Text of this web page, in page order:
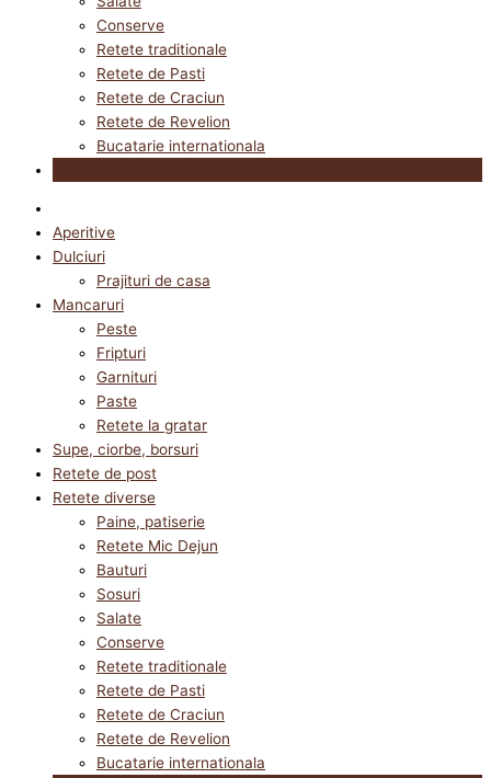
Conserve
Retete traditionale
Retete de Pasti
Retete de Craciun
Retete de Revelion
Bucatarie internationala
Aperitive
Dulciuri
Prajituri de casa
Mancaruri
Peste
Fripturi
Garnituri
Paste
Retete la gratar
Supe, ciorbe, borsuri
Retete de post
Retete diverse
Paine, patiserie
Retete Mic Dejun
Bauturi
Sosuri
Salate
Conserve
Retete traditionale
Retete de Pasti
Retete de Craciun
Retete de Revelion
Bucatarie internationala